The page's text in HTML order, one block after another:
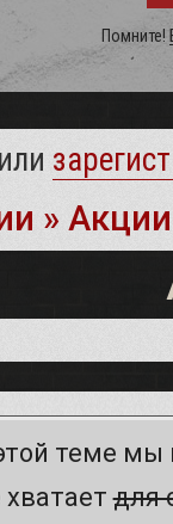
Помните!
» Акции
теме мы
хватаетдля